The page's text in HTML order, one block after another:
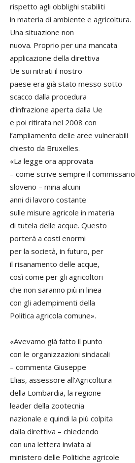
rispetto agli obblighi stabiliti
in materia di ambiente e agricoltura.
Una situazione non
nuova. Proprio per una mancata
applicazione della direttiva
Ue sui nitrati il nostro
paese era già stato messo sotto
scacco dalla procedura
d’infrazione aperta dalla Ue
e poi ritirata nel 2008 con
l’ampliamento delle aree vulnerabili
chiesto da Bruxelles.
«La legge ora approvata
– come scrive sempre il commissario
sloveno – mina alcuni
anni di lavoro costante
sulle misure agricole in materia
di tutela delle acque. Questo
porterà a costi enormi
per la società, in futuro, per
il risanamento delle acque,
così come per gli agricoltori
che non saranno più in linea
con gli adempimenti della
Politica agricola comune».
«Avevamo già fatto il punto
con le organizzazioni sindacali
– commenta Giuseppe
Elias, assessore all’Agricoltura
della Lombardia, la regione
leader della zootecnia
nazionale e quindi la più colpita
dalla direttiva – chiedendo
con una lettera inviata al
ministero delle Politiche agricole